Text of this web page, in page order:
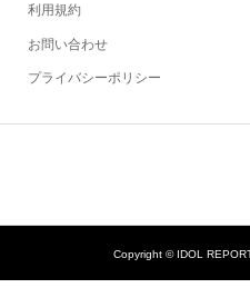
利用規約
お問い合わせ
プライバシーポリシー